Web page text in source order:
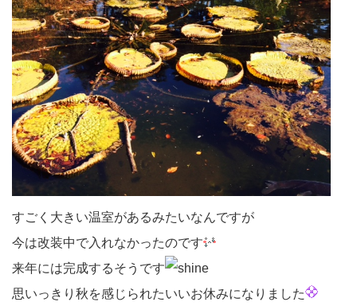
すごく大きい温室があるみたいなんですが
今は改装中で入れなかったのです
来年には完成するそうです
思いっきり秋を感じられたいいお休みになりました